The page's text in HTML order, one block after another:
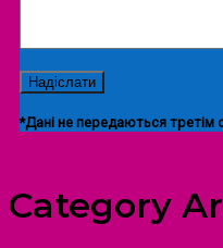
*Дані не передаються третім
Category